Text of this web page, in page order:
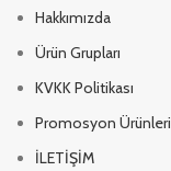
Hakkımızda
Ürün Grupları
KVKK Politikası
Promosyon Ürünleri
İLETİŞİM